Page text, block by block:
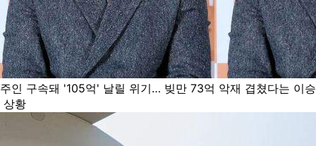
인 구속돼 '105억' 날릴 위기… 빚만 73억 악재 겹쳤다는 이
상황